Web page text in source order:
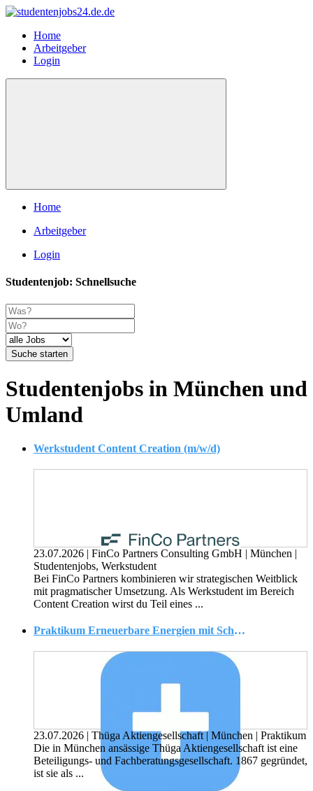
Home
Arbeitgeber
Login
Home
Arbeitgeber
Login
Studentenjob: Schnellsuche
Suche starten
Studentenjobs in München und
Umland
Werkstudent Content Creation (m/w/d)
23.07.2026 | FinCo Partners Consulting GmbH | München |
Studentenjobs, Werkstudent
Bei FinCo Partners kombinieren wir strategischen Weitblick
mit pragmatischer Umsetzung. Als Werkstudent im Bereich
Content Creation wirst du Teil eines ...
Praktikum Erneuerbare Energien mit Schwerpunkt Photovoltaik und Speicher (m/w/d)
23.07.2026 | Thüga Aktiengesellschaft| München | Praktikum
Die in München ansässige Thüga Aktiengesellschaft ist eine
Beteiligungs- und Fachberatungsgesellschaft. 1867 gegründet,
ist sie als ...